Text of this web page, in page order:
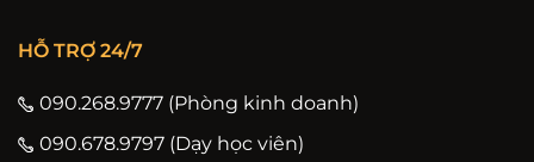
HỖ TRỢ 24/7
090.268.9777 (Phòng kinh doanh)
090.678.9797 (Dạy học viên)